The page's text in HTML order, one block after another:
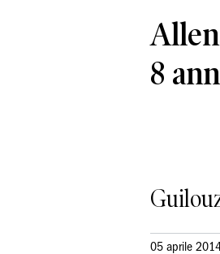
8
05 aprile